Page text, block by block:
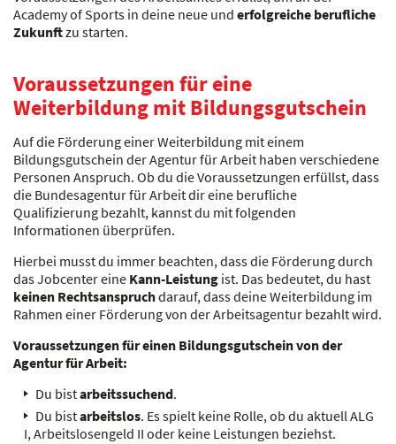
Academy of Sports in deine neue und erfolgreiche berufliche
Zukunftzu starten.
Voraussetzungen für eine
Weiterbildung mit Bildungsgutschein
Auf die Förderung einer Weiterbildung mit einem
Bildungsgutschein der Agentur für Arbeit haben verschiedene
Personen Anspruch. Ob du die Voraussetzungen erfüllst, dass
die Bundesagentur für Arbeit dir eine berufliche
Qualifizierung bezahlt, kannst du mit folgenden
Informationen überprüfen.
Hierbei musst du immer beachten, dass die Förderung durch
das Jobcenter eine Kann-Leistung ist. Das bedeutet, du hast
keinen Rechtsanspruchdarauf, dass deine Weiterbildung im
Rahmen einer Förderung von der Arbeitsagentur bezahlt wird.
Voraussetzungen für einen Bildungsgutschein von der
Agentur für Arbeit:
Du bistarbeitssuchend.
Du bistarbeitslos. Es spielt keine Rolle, ob du aktuell ALG
I, Arbeitslosengeld II oder keine Leistungen beziehst.